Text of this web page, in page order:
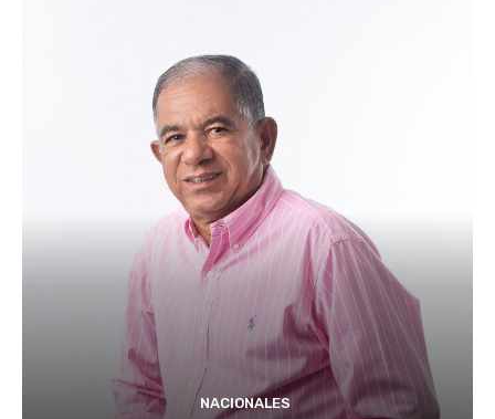
NACIONALES